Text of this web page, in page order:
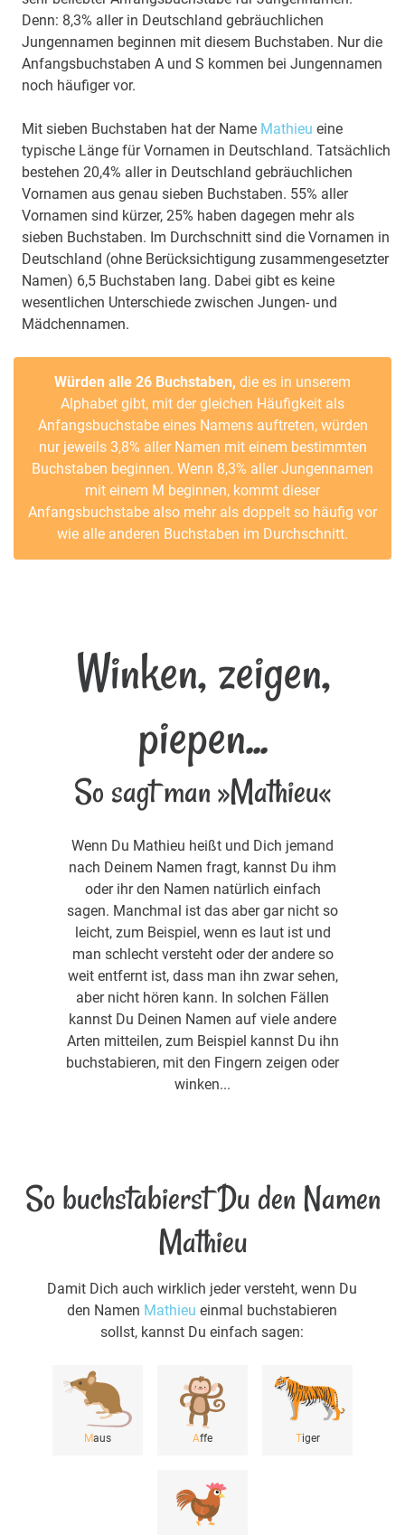
Denn: 8,3% aller in Deutschland gebräuchlichen
Jungennamen beginnen mit diesem Buchstaben. Nur die
Anfangsbuchstaben A und S kommen bei Jungennamen
noch häufiger vor.
Mit sieben Buchstaben hat der Name Mathieu eine
typische Länge für Vornamen in Deutschland. Tatsächlich
bestehen 20,4% aller in Deutschland gebräuchlichen
Vornamen aus genau sieben Buchstaben. 55% aller
Vornamen sind kürzer, 25% haben dagegen mehr als
sieben Buchstaben. Im Durchschnitt sind die Vornamen in
Deutschland (ohne Berücksichtigung zusammengesetzter
Namen) 6,5 Buchstaben lang. Dabei gibt es keine
wesentlichen Unterschiede zwischen Jungen- und
Mädchennamen.
Würden alle 26 Buchstaben, die es in unserem
Alphabet gibt, mit der gleichen Häufigkeit als
Anfangsbuchstabe eines Namens auftreten, würden
nur jeweils 3,8% aller Namen mit einem bestimmten
Buchstaben beginnen. Wenn 8,3% aller Jungennamen
mit einem M beginnen, kommt dieser
Anfangsbuchstabe also mehr als doppelt so häufig vor
wie alle anderen Buchstaben im Durchschnitt.
Winken, zeigen,
piepen...
So sagt man »Mathieu«
Wenn Du Mathieu heißt und Dich jemand
nach Deinem Namen fragt, kannst Du ihm
oder ihr den Namen natürlich einfach
sagen. Manchmal ist das aber gar nicht so
leicht, zum Beispiel, wenn es laut ist und
man schlecht versteht oder der andere so
weit entfernt ist, dass man ihn zwar sehen,
aber nicht hören kann. In solchen Fällen
kannst Du Deinen Namen auf viele andere
Arten mitteilen, zum Beispiel kannst Du ihn
buchstabieren, mit den Fingern zeigen oder
winken...
So buchstabierst Du den Namen
Mathieu
Damit Dich auch wirklich jeder versteht, wenn Du
den Namen Mathieu einmal buchstabieren
sollst, kannst Du einfach sagen:
Maus Affe Tiger